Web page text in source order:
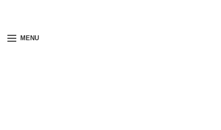
MENU